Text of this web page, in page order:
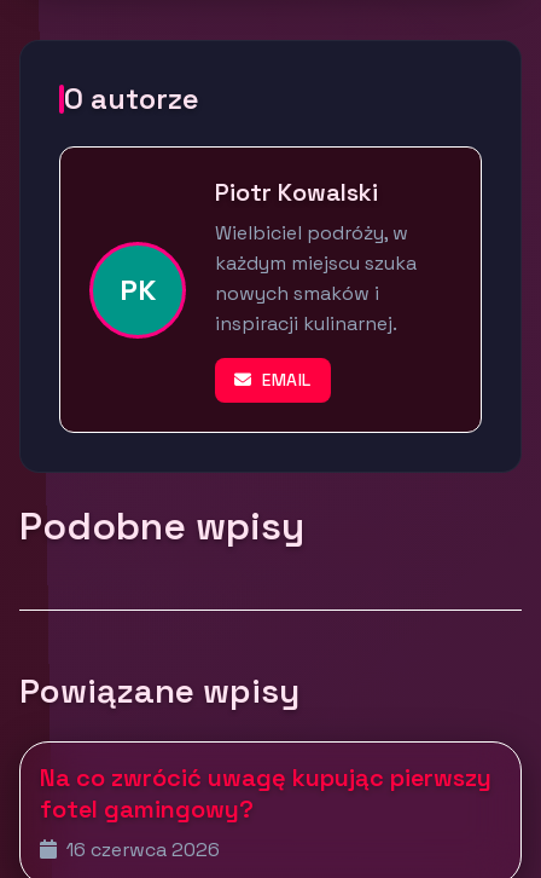
O autorze
PK
Piotr Kowalski
Wielbiciel podróży, w
każdym miejscu szuka
nowych smaków i
inspiracji kulinarnej.
EMAIL
Podobne wpisy
Powiązane wpisy
Na co zwrócić uwagę kupując pierwszy
fotel gamingowy?
16 czerwca 2026